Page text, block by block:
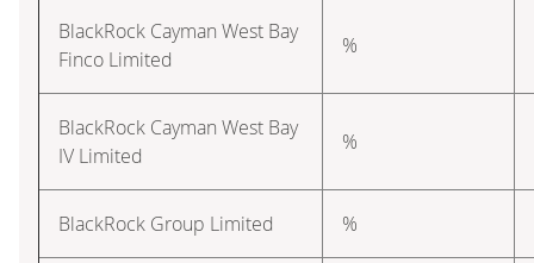
BlackRock Cayman West Bay
Finco Limited
%
BlackRock Cayman West Bay
IV Limited
%
BlackRock Group Limited %